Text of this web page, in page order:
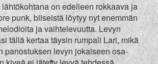
on edelleen rokkaava ja
punk, biiseistä löytyy nyt enemmän
ja vaihtelevuutta. Levyn
tällä kertaa täysin rumpali Lari, mikä
panostuksen levyn jokaiseen osa-